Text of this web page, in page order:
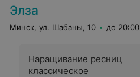
Элза
Минск, ул. Шабаны, 10 до 20:00
Наращивание ресниц
классическое